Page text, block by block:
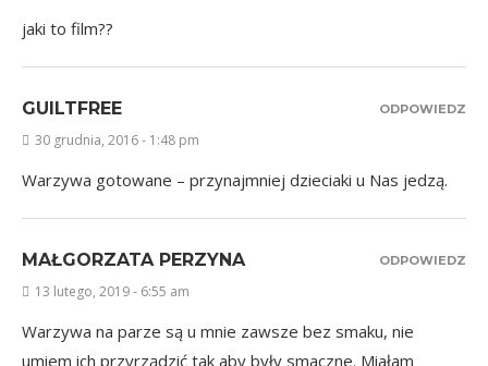
jaki to film??
GUILTFREE
30 grudnia, 2016 - 1:48 pm
Warzywa gotowane – przynajmniej dzieciaki u Nas jedzą.
ODPOWIEDZ
MAŁGORZATA PERZYNA
13 lutego, 2019 - 6:55 am
Warzywa na parze są u mnie zawsze bez smaku, nie
umiem ich przyrządzić tak aby były smaczne. Miałam
ODPOWIEDZ